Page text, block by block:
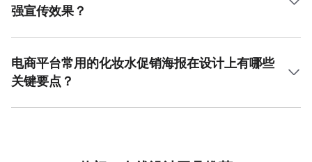
爽。设计中可将产品置于由水波、水滴或朦胧水雾构成的渐
用过于浓烈或干燥的色调，如土黄色或深褐色。这种精心策
划的色彩方案是成就化妆水海报爆款设计的重要因素。
强宣传效果？
的瞬间，表情需传达出舒适与愉悦。更直接的方式是采用肌
肤局部特写，清晰展示使用前后水润度、毛孔细腻度的对
比，或水滴在肌肤上停留的瞬间，极具视觉冲击力。这些真
印证，激发用户购买欲望。美图设计室拥有丰富的优质人物
电商平台常用的化妆水促销海报在设计上有哪些
关键要点？